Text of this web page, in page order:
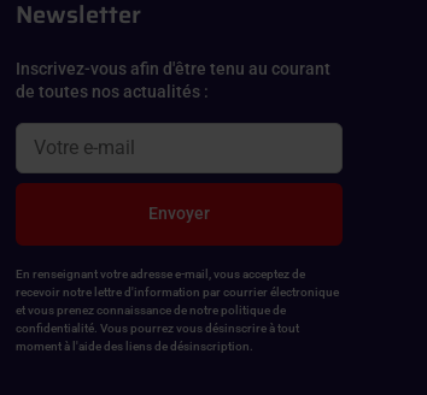
Newsletter
Inscrivez-vous afin d'être tenu au courant
de toutes nos actualités :
Envoyer
En renseignant votre adresse e-mail, vous acceptez de
recevoir notre lettre d'information par courrier électronique
et vous prenez connaissance de notre politique de
confidentialité. Vous pourrez vous désinscrire à tout
moment à l'aide des liens de désinscription.